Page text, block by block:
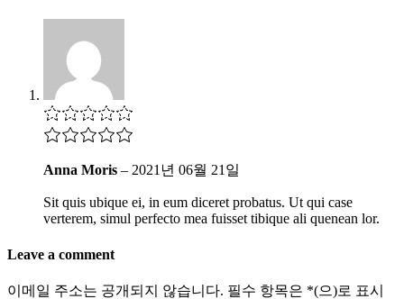
Anna Moris – 2021년 06월 21일
Sit quis ubique ei, in eum diceret probatus. Ut qui case
verterem, simul perfecto mea fuisset tibique ali quenean lor.
Leave a comment
이메일 주소는 공개되지 않습니다. 필수 항목은 *(으)로 표시